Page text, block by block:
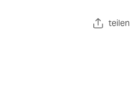
teilen